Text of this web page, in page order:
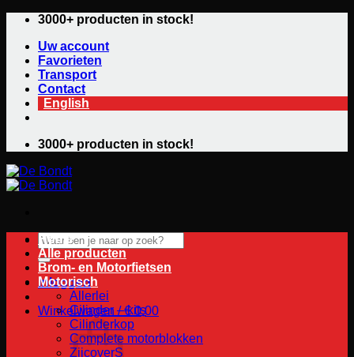
inhoud
3000+ producten in stock!
Uw account
Favorieten
Transport
Contact
English
3000+ producten in stock!
Zoeken
naar:
Inloggen
Winkelwagen /€0,00
Home
Alle producten
Brom- en Motorfietsen
Motorisch
Allerlei
Cilinder – kits
Cilinderkop
Complete motorblokken
ZijcoverS